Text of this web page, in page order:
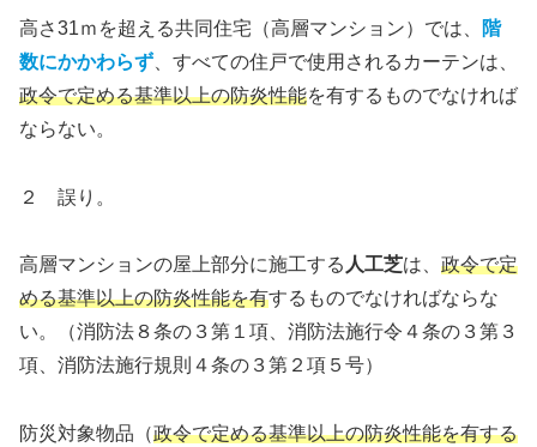
高さ31ｍを超える共同住宅（高層マンション）では、
階
数にかかわらず 、すべての住戸で使用されるカーテンは、
政令で定める基準以上の防炎性能を有するものでなければ
ならない。
２ 誤り。
高層マンションの屋上部分に施工する 人工芝は、 政令で定
める基準以上の防炎性能を有するものでなければならな
い。（消防法８条の３第１項、消防法施行令４条の３第３
項、消防法施行規則４条の３第２項５号）
防災対象物品（政令で定める基準以上の防炎性能を有する